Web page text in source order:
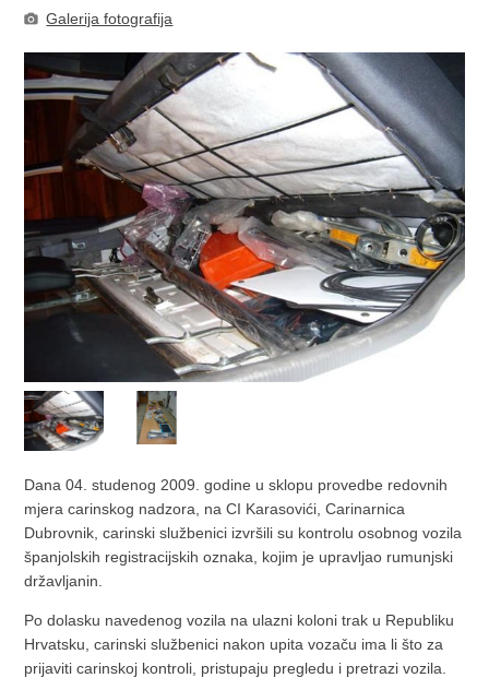
Galerija fotografija
Dana 04. studenog 2009. godine u sklopu provedbe redovnih
mjera carinskog nadzora, na CI Karasovići, Carinarnica
Dubrovnik, carinski službenici izvršili su kontrolu osobnog vozila
španjolskih registracijskih oznaka, kojim je upravljao rumunjski
državljanin.
Po dolasku navedenog vozila na ulazni koloni trak u Republiku
Hrvatsku, carinski službenici nakon upita vozaču ima li što za
prijaviti carinskoj kontroli, pristupaju pregledu i pretrazi vozila.